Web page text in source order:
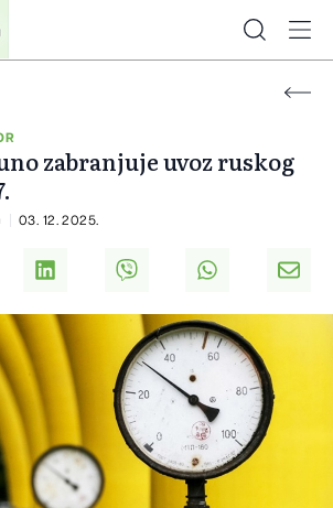
zabranjuje uvoz ruskog
03. 12. 2025.